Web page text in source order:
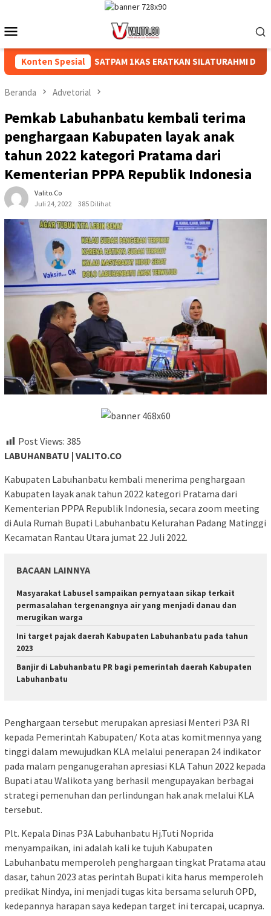
konten
Mobile
Konten Spesial‎SATPAM 1KAS ERATKAN SILATURAHMI DI ACARA
Beranda Advetorial
Pemkab Labuhanbatu kembali terima
penghargaan Kabupaten layak anak
tahun 2022 kategori Pratama dari
Kementerian PPPA Republik Indonesia
Valito.co
Juli 24, 2022
385 Dilihat
Post Views: 385
LABUHANBATU | VALITO.CO
Kabupaten Labuhanbatu kembali menerima penghargaan
Kabupaten layak anak tahun 2022 kategori Pratama dari
Kementerian PPPA Republik Indonesia, secara zoom meeting
di Aula Rumah Bupati Labuhanbatu Kelurahan Padang Matinggi
Kecamatan Rantau Utara jumat 22 Juli 2022.
BACAAN LAINNYA
Masyarakat Labusel sampaikan pernyataan sikap terkait
permasalahan tergenangnya air yang menjadi danau dan
merugikan warga
Ini target pajak daerah Kabupaten Labuhanbatu pada tahun
2023
Banjir di Labuhanbatu PR bagi pemerintah daerah Kabupaten
Labuhanbatu
Penghargaan tersebut merupakan apresiasi Menteri P3A RI
kepada Pemerintah Kabupaten/ Kota atas komitmennya yang
tinggi dalam mewujudkan KLA melalui penerapan 24 indikator
pada malam penganugerahan apresiasi KLA Tahun 2022 kepada
Bupati atau Walikota yang berhasil mengupayakan berbagai
strategi pemenuhan dan perlindungan hak anak melalui KLA
tersebut.
Plt. Kepala Dinas P3A Labuhanbatu Hj.Tuti Noprida
menyampaikan, ini adalah kali ke tujuh Kabupaten
Labuhanbatu memperoleh penghargaan tingkat Pratama atau
dasar, tahun 2023 atas perintah Bupati kita harus memperoleh
predikat Nindya, ini menjadi tugas kita bersama seluruh OPD,
kedepannya harapan saya kedepan target ini tercapai, ucapnya.